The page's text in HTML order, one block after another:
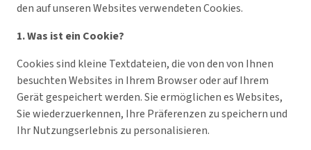
den auf unseren Websites verwendeten Cookies.
1. Was ist ein Cookie?
Cookies sind kleine Textdateien, die von den von Ihnen
besuchten Websites in Ihrem Browser oder auf Ihrem
Gerät gespeichert werden. Sie ermöglichen es Websites,
Sie wiederzuerkennen, Ihre Präferenzen zu speichern und
Ihr Nutzungserlebnis zu personalisieren.